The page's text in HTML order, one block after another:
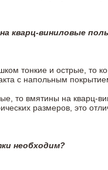
кварц-виниловые
тонкие и острые, то
с напольным
то вмятины на кварц-
размеров, это
необходим?